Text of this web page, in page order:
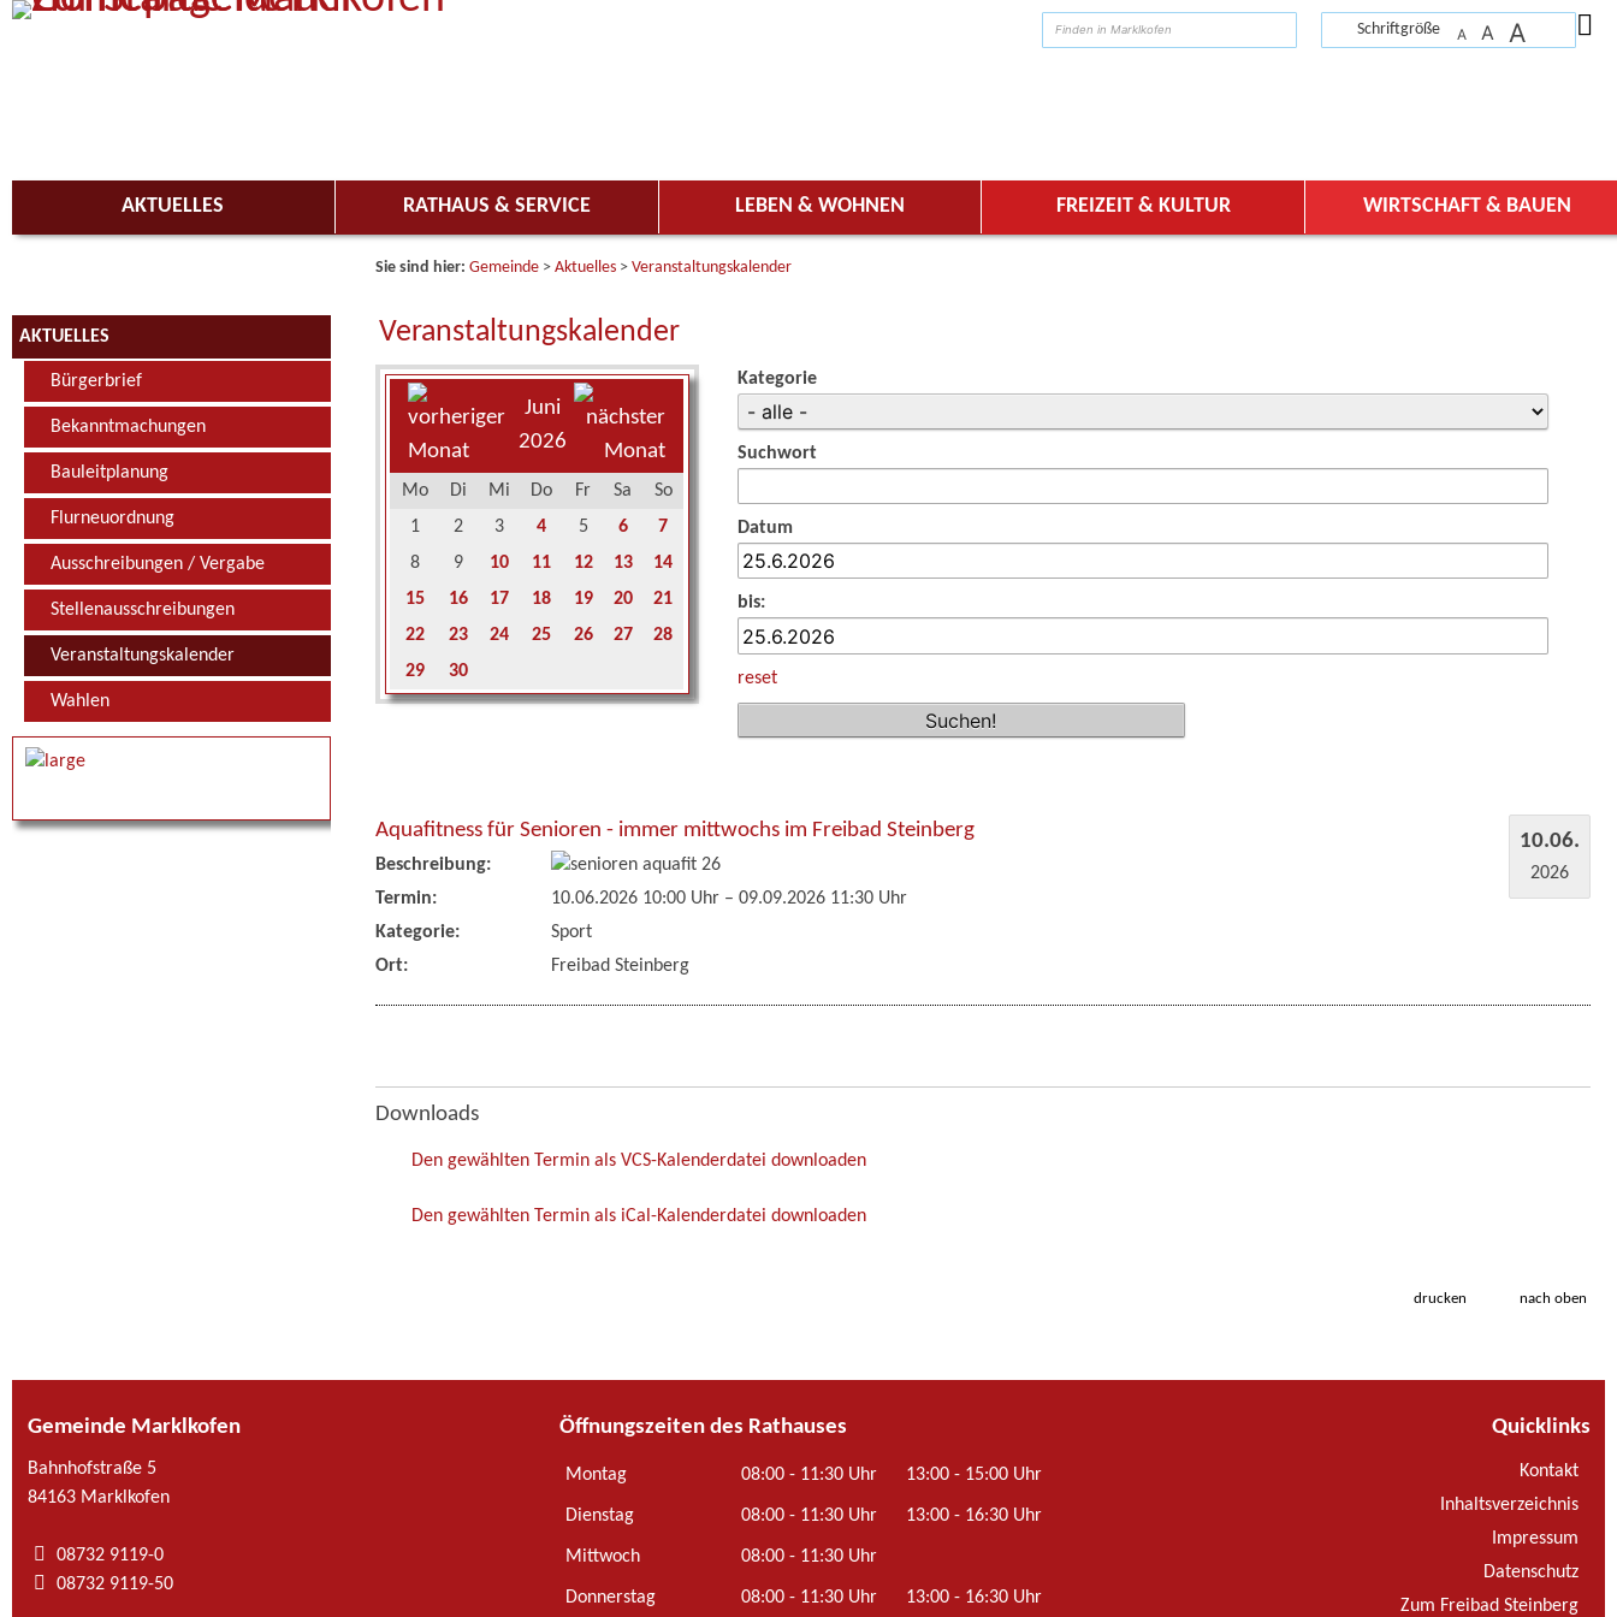
Zum Inhalt, zur Navigationoderzur Startseitespringen.
Schriftgröße A A A
AKTUELLES RATHAUS & SERVICE LEBEN & WOHNEN FREIZEIT & KULTUR WIRTSCHAFT & BAUEN
AKTUELLES
Bürgerbrief
Bekanntmachungen
Bauleitplanung
Flurneuordnung
Ausschreibungen / Vergabe
Stellenausschreibungen
Veranstaltungskalender
Wahlen
Sie sind hier: Gemeinde > Aktuelles > Veranstaltungskalender
Veranstaltungskalender
Juni
2026
Mo Di Mi Do Fr Sa
So
1
2 3 4 5 6
7
8
9 10 11 12 13
14
15
16 17 18 19 20
21
22
23 24 25 26 27
28
29
30
Kategorie
Suchwort
Datum
bis:
reset
10.06.
2026
Aquafitness für Senioren - immer mittwochs im Freibad Steinberg
Beschreibung:
Termin:
10.06.2026 10:00 Uhr – 09.09.2026 11:30 Uhr
Kategorie:
Sport
Ort:
Freibad Steinberg
Downloads
Den gewählten Termin als VCS-Kalenderdatei downloaden
Den gewählten Termin als iCal-Kalenderdatei downloaden
drucken nach oben
Gemeinde Marklkofen
Bahnhofstraße 5
84163 Marklkofen
08732 9119-0
08732 9119-50
Öffnungszeiten des Rathauses
Montag 08:00 - 11:30 Uhr 13:00 - 15:00 Uhr
Dienstag 08:00 - 11:30 Uhr 13:00 - 16:30 Uhr
Mittwoch 08:00 - 11:30 Uhr
Donnerstag 08:00 - 11:30 Uhr 13:00 - 16:30 Uhr
Quicklinks
Kontakt
Inhaltsverzeichnis
Impressum
Datenschutz
Zum Freibad Steinberg